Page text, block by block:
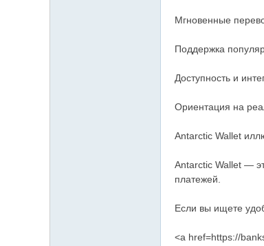
Мгновенные
Поддержка
Доступность и
Ориентация на
Antarctic Wallet
Antarctic Wallet —
платежей.
Если вы ищете
<a href=https://